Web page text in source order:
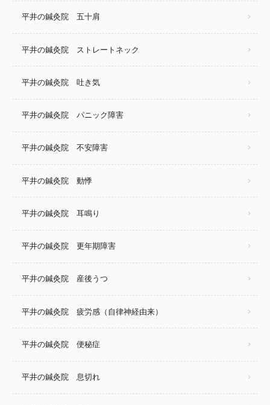
平井の鍼灸院 五十肩
平井の鍼灸院 ストレートネック
平井の鍼灸院 吐き気
平井の鍼灸院 パニック障害
平井の鍼灸院 不安障害
平井の鍼灸院 動悸
平井の鍼灸院 耳鳴り
平井の鍼灸院 更年期障害
平井の鍼灸院 産後うつ
平井の鍼灸院 疲労感（自律神経由来）
平井の鍼灸院 便秘症
平井の鍼灸院 息切れ